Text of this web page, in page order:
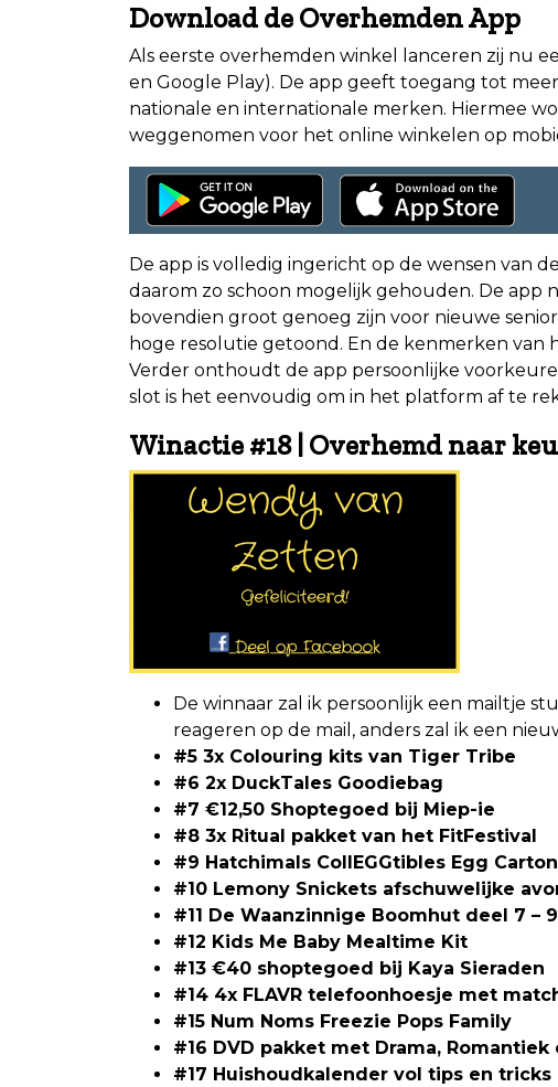
Download de Overhemden App
Als eerste overhemden winkel lanceren zij nu
en Google Play). De app geeft toegang tot
nationale en internationale merken. Hiermee
weggenomen voor het online winkelen op
De app is volledig ingericht op de wensen van
daarom zo schoon mogelijk gehouden. De app
bovendien groot genoeg zijn voor nieuwe
hoge resolutie getoond. En de kenmerken
Verder onthoudt de app persoonlijke
slot is het eenvoudig om in het platform af te
Winactie #18 | Overhemd naar
De winnaar zal ik persoonlijk een mailtje
reageren op de mail, anders zal ik een
#5 3x Colouring kits van Tiger Tribe
#6 2x DuckTales Goodiebag
#7 €12,50 Shoptegoed bij Miep-ie
#8 3x Ritual pakket van het FitFestival
#9 Hatchimals CollEGGtibles Egg Carton
#10 Lemony Snickets afschuwelijke
#11 De Waanzinnige Boomhut deel 7 –
#12 Kids Me Baby Mealtime Kit
#13 €40 shoptegoed bij Kaya Sieraden
#14 4x FLAVR telefoonhoesje met
#15 Num Noms Freezie Pops Family
#16 DVD pakket met Drama, Romantiek
#17 Huishoudkalender vol tips en tricks